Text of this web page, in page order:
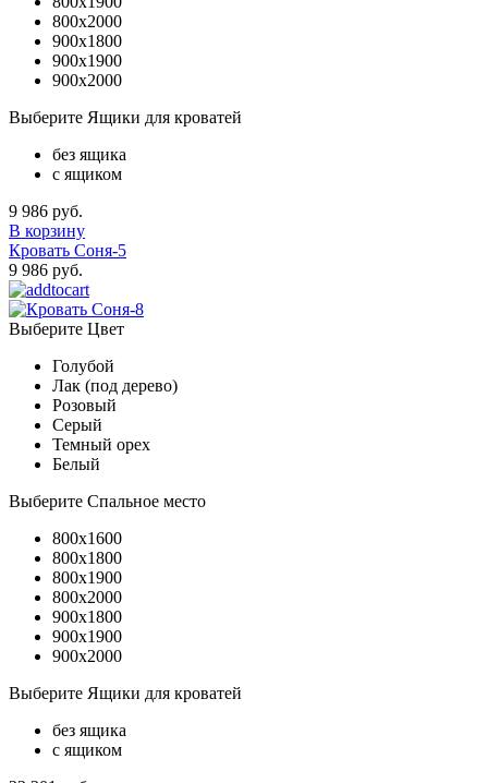
800x2000
900x1800
900x1900
900x2000
Выберите Ящики для кроватей
без ящика
с ящиком
9 986 руб.
В корзину
Кровать Соня-5
9 986 руб.
Выберите Цвет
Голубой
Лак (под дерево)
Розовый
Серый
Темный орех
Белый
Выберите Спальное место
800x1600
800x1800
800x1900
800x2000
900x1800
900x1900
900x2000
Выберите Ящики для кроватей
без ящика
с ящиком